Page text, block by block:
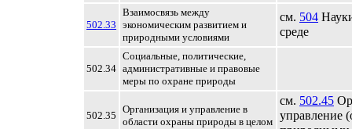
502.33
Взаимосвязь между
экономическим развитием и
природными условиями
см. 504
среде
502.34
Cоциальные, политические,
административные и правовые
меры по охране природы
502.35
Организация и управление в
области охраны природы в целом
см. 502.45
управление